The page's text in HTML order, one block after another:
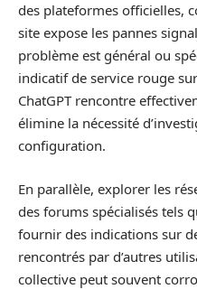
des plateformes officielles,
site expose les pannes
problème est général ou
indicatif de service rouge
ChatGPT rencontre
élimine la nécessité
configuration.
En parallèle, explorer les
des forums spécialisés tels
fournir des indications sur
rencontrés par d’autres
collective peut souvent